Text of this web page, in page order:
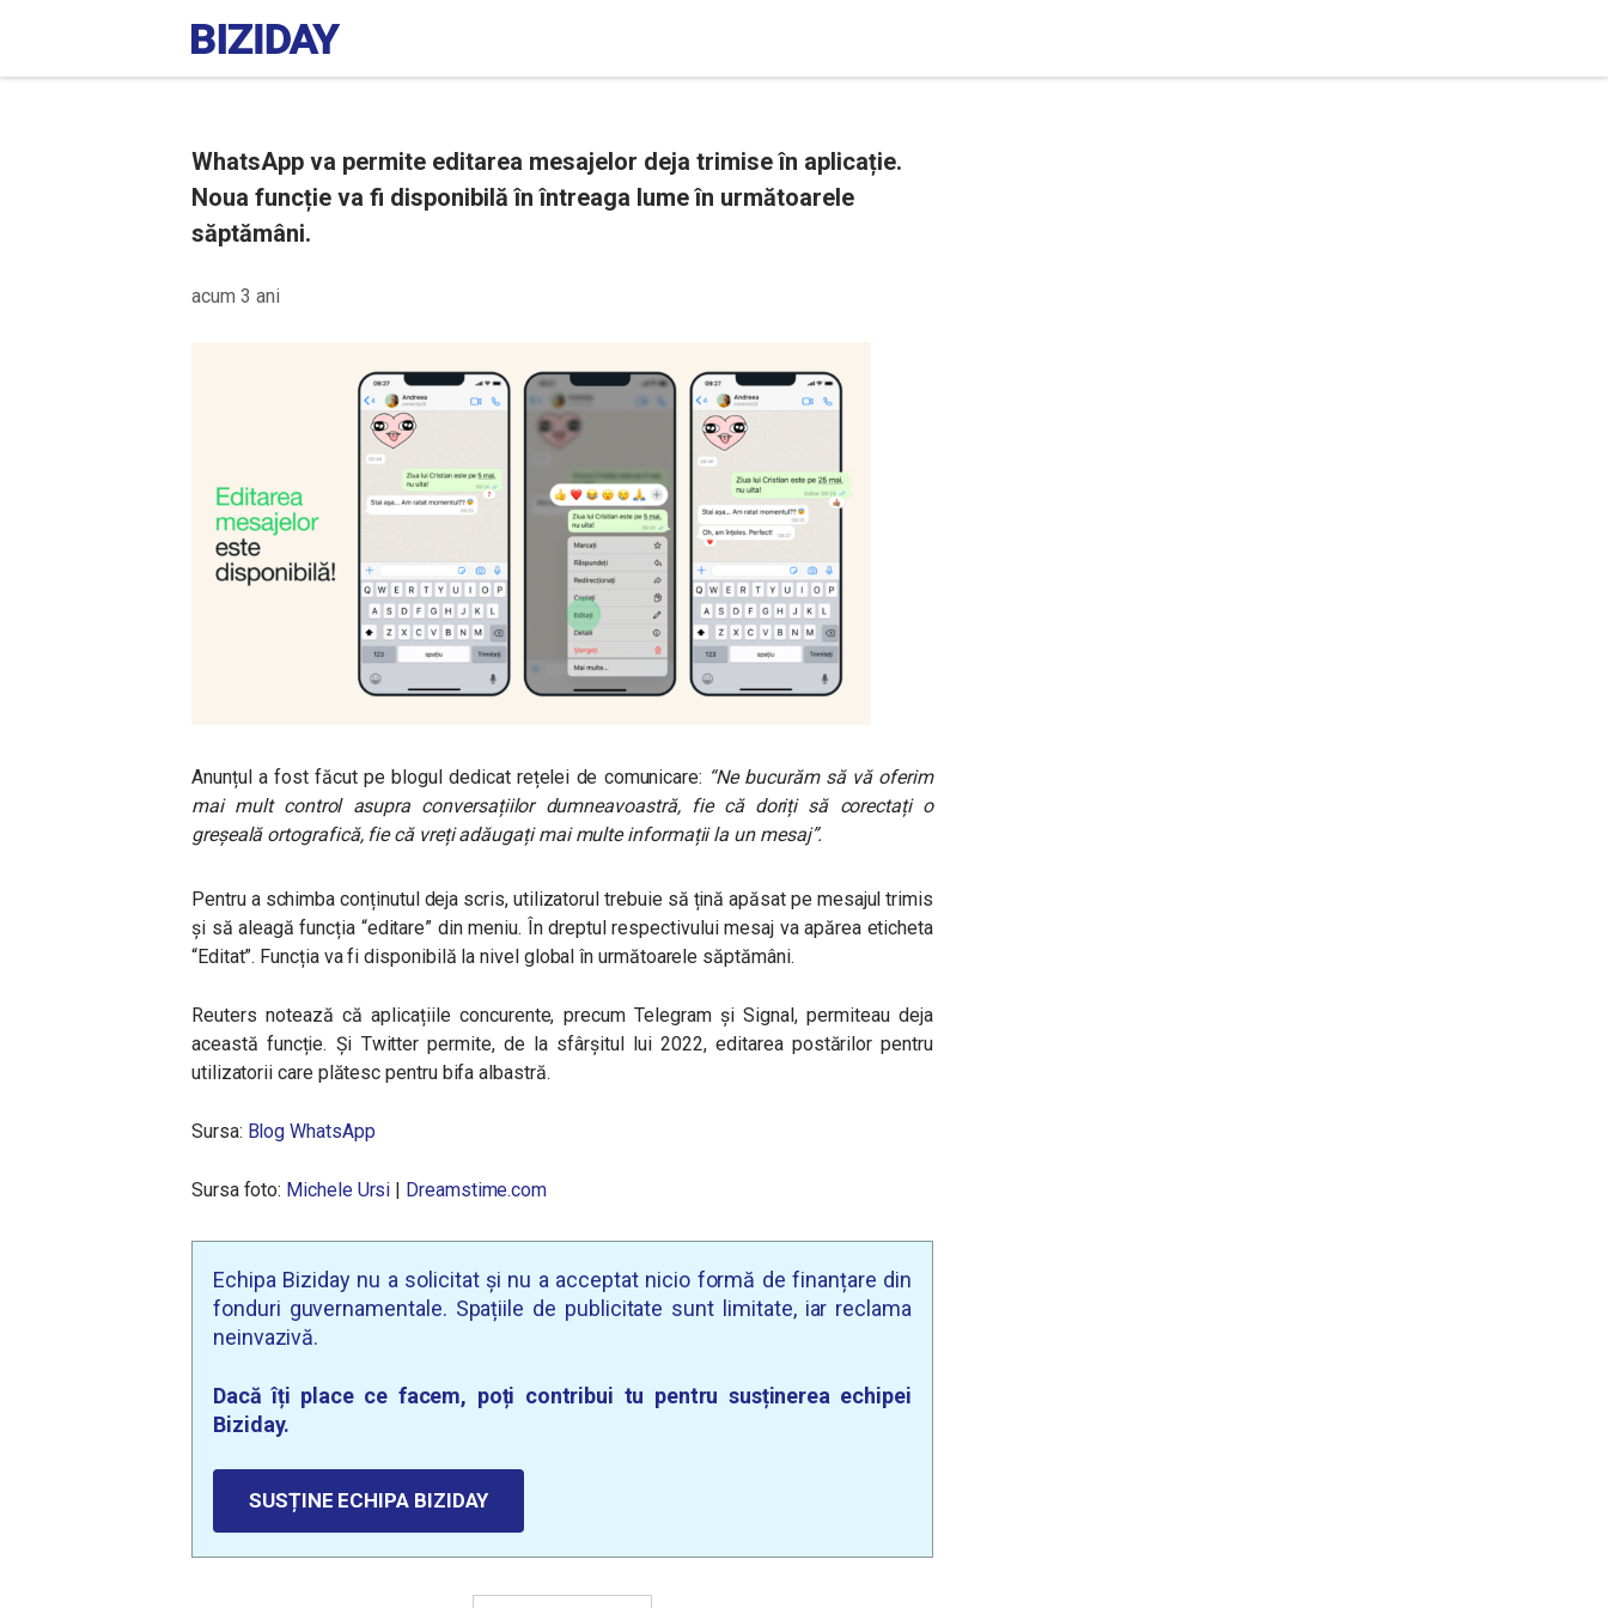
WhatsApp va permite editarea mesajelor deja trimise în aplicație.
Noua funcție va fi disponibilă în întreaga lume în următoarele
săptămâni.
acum 3 ani
Anunțul a fost făcut pe blogul dedicat rețelei de comunicare: “Ne bucurăm să vă oferim
mai mult control asupra conversațiilor dumneavoastră, fie că doriți să corectați o
greșeală ortografică, fie că vreți adăugați mai multe informații la un mesaj”.
Pentru a schimba conținutul deja scris, utilizatorul trebuie să țină apăsat pe mesajul trimis
și să aleagă funcția “editare” din meniu. În dreptul respectivului mesaj va apărea eticheta
“Editat”. Funcția va fi disponibilă la nivel global în următoarele săptămâni.
Reuters notează că aplicațiile concurente, precum Telegram și Signal, permiteau deja
această funcție. Și Twitter permite, de la sfârșitul lui 2022, editarea postărilor pentru
utilizatorii care plătesc pentru bifa albastră.
Sursa: Blog WhatsApp
Sursa foto: Michele Ursi | Dreamstime.com
Echipa Biziday nu a solicitat și nu a acceptat nicio formă de finanțare din
fonduri guvernamentale. Spațiile de publicitate sunt limitate, iar reclama
neinvazivă.
Dacă îți place ce facem, poți contribui tu pentru susținerea echipei
Biziday.
SUSȚINE ECHIPA BIZIDAY